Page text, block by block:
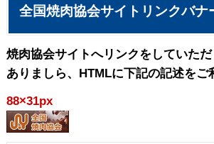
全国焼肉協会サイトリンクバナ
焼肉協会サイトへリンクをしていた
ありましら、HTMLに下記の記述をご
88×31px